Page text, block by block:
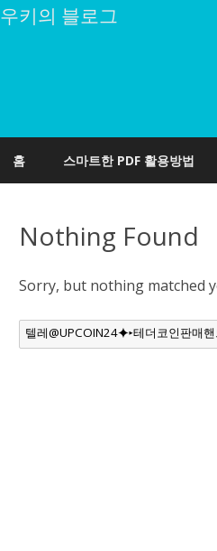
우키의 블로그
홈 스마트한 PDF 활용방법
Nothing Found
Sorry, but nothing matched
Search
for: